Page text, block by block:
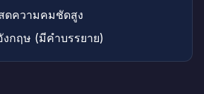
ดความคมชัดสูง
งกฤษ (มีคำบรรยาย)